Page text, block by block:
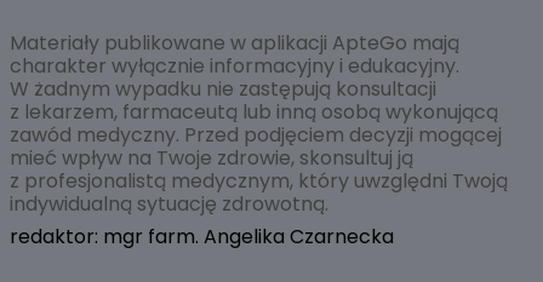
Materiały publikowane w aplikacji ApteGo mają
charakter wyłącznie informacyjny i edukacyjny.
W żadnym wypadku nie zastępują konsultacji
z lekarzem, farmaceutą lub inną osobą wykonującą
zawód medyczny. Przed podjęciem decyzji mogącej
mieć wpływ na Twoje zdrowie, skonsultuj ją
z profesjonalistą medycznym, który uwzględni Twoją
indywidualną sytuację zdrowotną.
redaktor: mgr farm. Angelika Czarnecka